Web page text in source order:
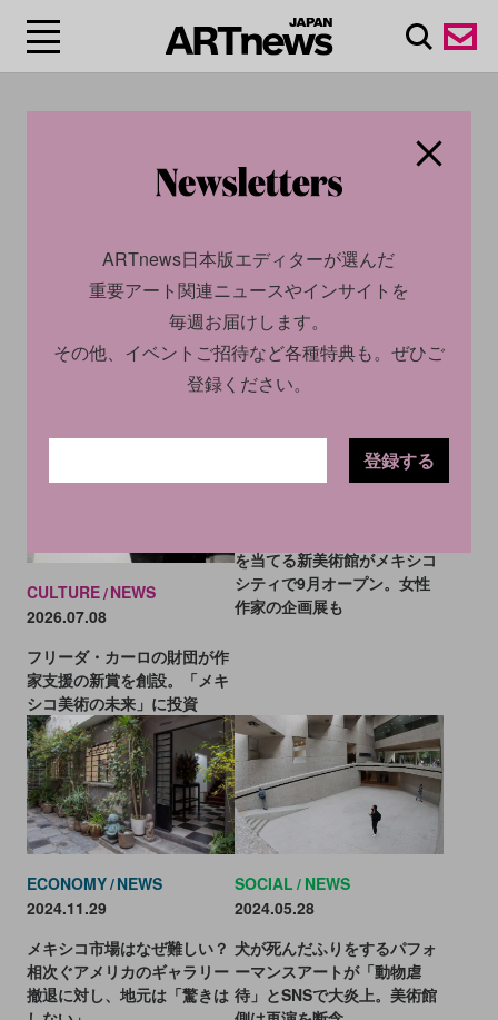
ィ/Mexico City
CULTURE NEWS
2026.07.08
フリーダ・カーロの財団が作
家支援の新賞を創設。「メキ
シコ美術の未来」に投資
NEWS
を当てる新美術館がメキシコ
シティで9月オープン。女性
作家の企画展も
ECONOMY NEWS
2024.11.29
メキシコ市場はなぜ難しい？
相次ぐアメリカのギャラリー
撤退に対し、地元は「驚きは
SOCIAL NEWS
2024.05.28
犬が死んだふりをするパフォ
ーマンスアートが「動物虐
待」とSNSで大炎上。美術館
ARTnews日本版エディターが選んだ
重要アート関連ニュースやインサイトを
毎週お届けします。
その他、イベントご招待など各種特典も。ぜひご
登録ください。
登録する